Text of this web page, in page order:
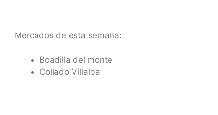
Mercados de esta semana:
Boadilla del monte
Collado Villalba